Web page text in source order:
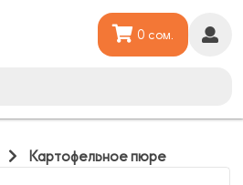
0 сом.
Картофельное пюре